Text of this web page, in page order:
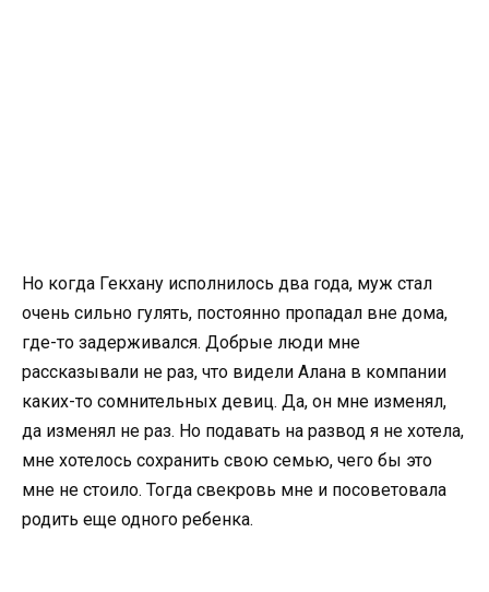
Но когда Гекхану исполнилось два года, муж стал
очень сильно гулять, постоянно пропадал вне дома,
где-то задерживался. Добрые люди мне
рассказывали не раз, что видели Алана в компании
каких-то сомнительных девиц. Да, он мне изменял,
да изменял не раз. Но подавать на развод я не хотела,
мне хотелось сохранить свою семью, чего бы это
мне не стоило. Тогда свекровь мне и посоветовала
родить еще одного ребенка.